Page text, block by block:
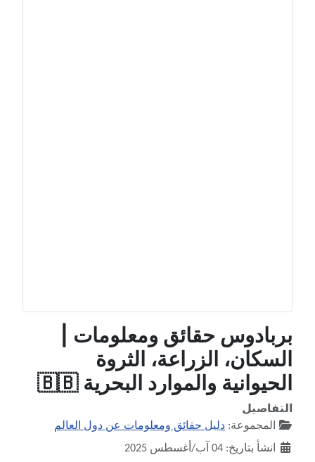
بربادوس حقائق ومعلومات |
السكان، الزراعة، الثروة
الحيوانية والموارد البحرية 🇧🇧
التفاصيل
المجموعة: دليل حقائق ومعلومات عن دول العالم
انشأ بتاريخ: 04 آب/أغسطس 2025